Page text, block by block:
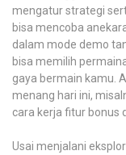
mengatur strategi
bisa mencoba
dalam mode demo
bisa memilih
gaya bermain kamu.
menang hari ini,
cara kerja fitur bonus
Usai menjalani